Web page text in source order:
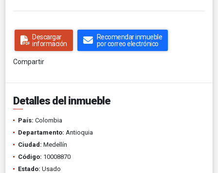
Descargar
información
Recomendar inmueble
por correo electrónico
Compartir
Detalles del inmueble
País: Colombia
Departamento: Antioquia
Ciudad: Medellín
Código: 10008870
Estado: Usado